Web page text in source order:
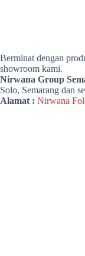
Berminat dengan
showroom kami.
Nirwana Group
Solo, Semarang dan
Alamat : Nirwana